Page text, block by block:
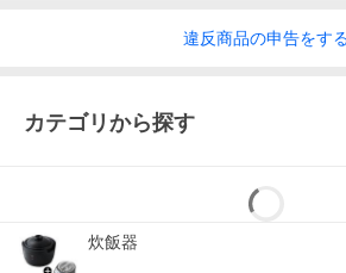
違反商品の申告をす
カテゴリから探す
炊飯器